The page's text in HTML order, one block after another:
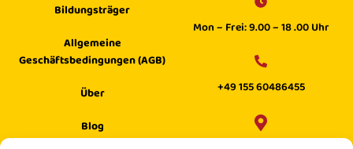
Bildungsträger
Allgemeine
Geschäftsbedingungen (AGB)
Über
Blog
Mon – Frei: 9.00 – 18 .00 Uhr
+49 155 60486455